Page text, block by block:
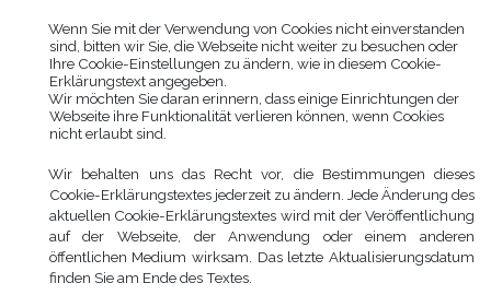
Wenn Sie mit der Verwendung von Cookies nicht einverstanden
sind, bitten wir Sie, die Webseite nicht weiter zu besuchen oder
Ihre Cookie-Einstellungen zu ändern, wie in diesem Cookie-
Erklärungstext angegeben.
Wir möchten Sie daran erinnern, dass einige Einrichtungen der
Webseite ihre Funktionalität verlieren können, wenn Cookies
nicht erlaubt sind.
Wir behalten uns das Recht vor, die Bestimmungen dieses
Cookie-Erklärungstextes jederzeit zu ändern. Jede Änderung des
aktuellen Cookie-Erklärungstextes wird mit der Veröffentlichung
auf der Webseite, der Anwendung oder einem anderen
öffentlichen Medium wirksam. Das letzte Aktualisierungsdatum
finden Sie am Ende des Textes.